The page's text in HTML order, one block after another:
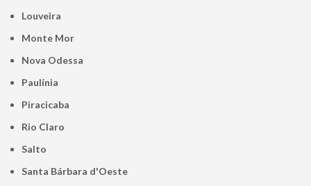
Louveira
Monte Mor
Nova Odessa
Paulínia
Piracicaba
Rio Claro
Salto
Santa Bárbara d'Oeste